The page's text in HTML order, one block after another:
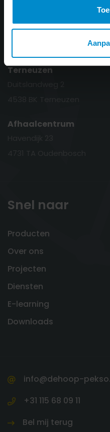
Vestigingen
Terneuzen
Afhaalcentrum
Snel naar
Producten
Over ons
Projecten
Diensten
E-learning
Downloads
info@dehoop-
+31 115 68 09 11
Bel mij terug